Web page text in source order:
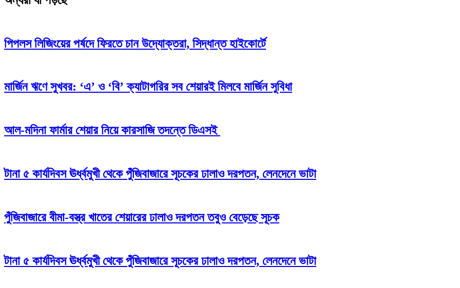
পিপলস লিজিংয়ের পর্ষদে ফিরতে চান উদ্যোক্তরা, সিদ্ধান্ত হাইকোর্টে
মার্জিন ঋণে সুখবর: ‘এ’ ও ‘বি’ ক্যাটাগরির সব শেয়ারই মিলবে মার্জিন সুবিধা
আল-মদিনা ফার্মার শেয়ার নিয়ে কারসাজি তদন্তে ডিএসই
টানা ৫ কার্যদিবস ঊর্ধ্বমুখী থেকে পুঁজিবাজারে সূচকের ঢালাও দরপতন, লেনদেনে ভাটা
পুঁজিবাজারে বীমা-বস্ত্র খাতের শেয়ারের ঢালাও দরপতন তবুও বেড়েছে সূচক
টানা ৫ কার্যদিবস ঊর্ধ্বমুখী থেকে পুঁজিবাজারে সূচকের ঢালাও দরপতন, লেনদেনে ভাটা